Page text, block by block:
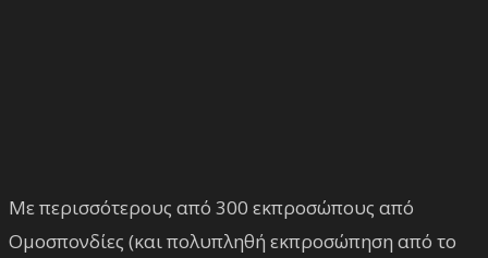
Με περισσότερους από 300 εκπροσώπους από
Ομοσπονδίες (και πολυπληθή εκπροσώπηση από το